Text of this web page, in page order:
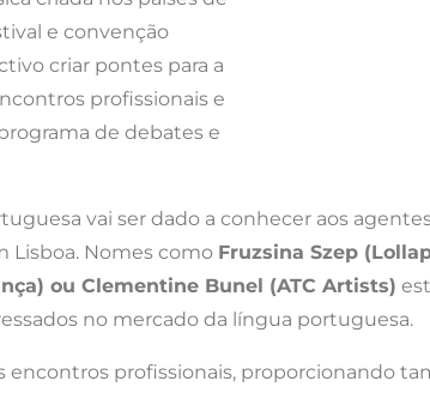
vai ser dado a conhecer aos
Lisboa. Nomes como Fruzsina Szep
ou Clementine Bunel (ATC Artists)
no mercado da língua portuguesa.
encontros profissionais, proporcionando